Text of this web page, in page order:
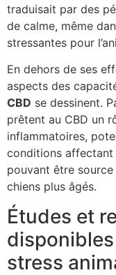
traduisait par des
de calme, même
stressantes pour
En dehors de ses
aspects des
CBD se dessinent.
prêtent au CBD un
inflammatoires,
conditions affectant
pouvant être
chiens plus âgés.
Études et
stress